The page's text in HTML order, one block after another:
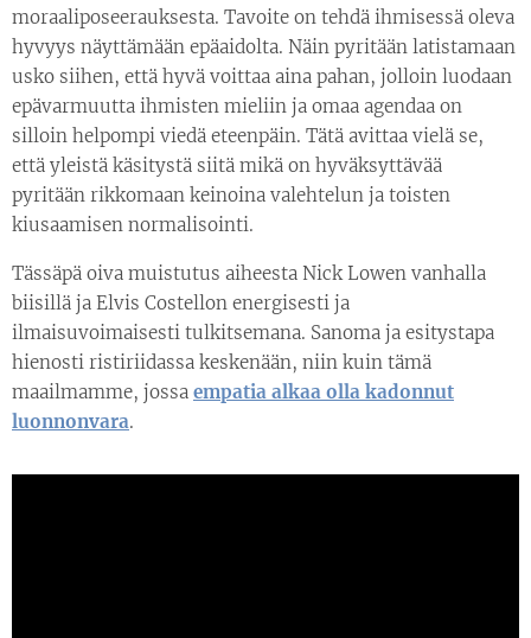
moraaliposeerauksesta. Tavoite on tehdä ihmisessä oleva
hyvyys näyttämään epäaidolta. Näin pyritään latistamaan
usko siihen, että hyvä voittaa aina pahan, jolloin luodaan
epävarmuutta ihmisten mieliin ja omaa agendaa on
silloin helpompi viedä eteenpäin. Tätä avittaa vielä se,
että yleistä käsitystä siitä mikä on hyväksyttävää
pyritään rikkomaan keinoina valehtelun ja toisten
kiusaamisen normalisointi.
Tässäpä oiva muistutus aiheesta Nick Lowen vanhalla
biisillä ja Elvis Costellon energisesti ja
ilmaisuvoimaisesti tulkitsemana. Sanoma ja esitystapa
hienosti ristiriidassa keskenään, niin kuin tämä
maailmamme, jossa empatia alkaa olla kadonnut
luonnonvara.